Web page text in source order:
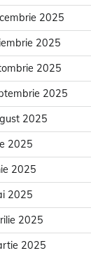
2025
2025
2025
2025
2025
2025
2025
2025
2025
2025